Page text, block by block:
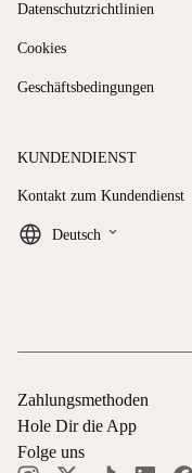
Datenschutzrichtlinien
Cookies
Geschäftsbedingungen
KUNDENDIENST
Kontakt zum Kundendienst
Deutsch keyboard_arrow_down
Zahlungsmethoden
Hole Dir die App
Folge uns